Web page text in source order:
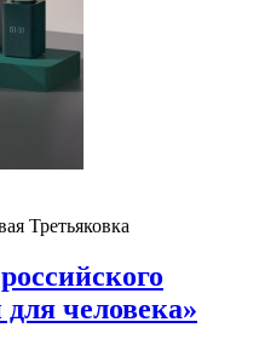
Третьяковка
человека»